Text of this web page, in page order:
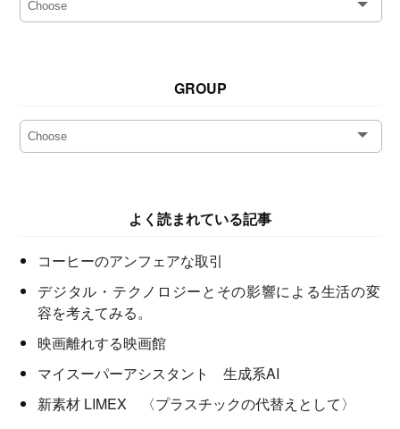
GROUP
よく読まれている記事
コーヒーのアンフェアな取引
デジタル・テクノロジーとその影響による生活の変
容を考えてみる。
映画離れする映画館
マイスーパーアシスタント 生成系AI
新素材 LIMEX 〈プラスチックの代替えとして〉